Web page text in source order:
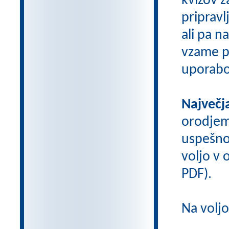
ali pa
vzame
voljo v
PDF).
Na